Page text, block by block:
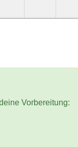
Vorbereitung: